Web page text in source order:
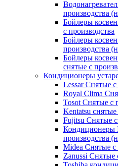
производства
Бойлеры
с производства
Бойлеры
производства
Бойлеры
снятые с
Кондиционеры
Lessar Снятые с
Royal Clima
Tosot Снятые с
Kentatsu снятые
Fujitsu Снятые
Кондиционеры
производства
Midea Снятые с
Zanussi Снятые